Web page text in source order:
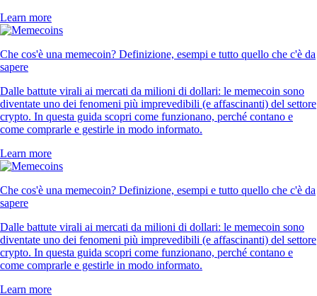
Learn more
Che cos'è una memecoin? Definizione, esempi e tutto quello che c'è da
sapere
Dalle battute virali ai mercati da milioni di dollari: le memecoin sono
diventate uno dei fenomeni più imprevedibili (e affascinanti) del settore
crypto. In questa guida scopri come funzionano, perché contano e
come comprarle e gestirle in modo informato.
Learn more
Che cos'è una memecoin? Definizione, esempi e tutto quello che c'è da
sapere
Dalle battute virali ai mercati da milioni di dollari: le memecoin sono
diventate uno dei fenomeni più imprevedibili (e affascinanti) del settore
crypto. In questa guida scopri come funzionano, perché contano e
come comprarle e gestirle in modo informato.
Learn more